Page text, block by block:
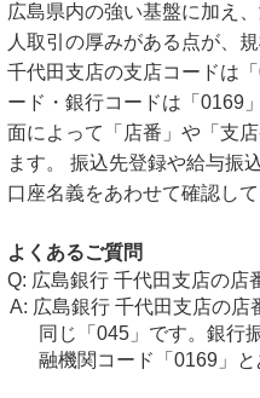
広島県内の強い基盤に加え
人取引の厚みがある点が、
千代田支店の支店コードは
ード・銀行コードは「0169
面によって「店番」や「支
ます。 振込先登録や給与振
口座名義をあわせて確認して
よくあるご質問
広島銀行 千代田支店の店
広島銀行 千代田支店の店
同じ「045」です。銀行
融機関コード「0169」と